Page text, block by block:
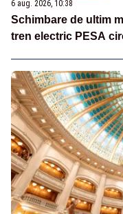
6 aug. 2026, 10:38
Schimbare de ultim
tren electric PESA